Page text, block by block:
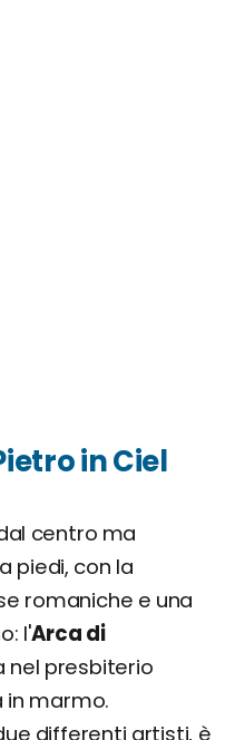
in Ciel
centro ma
piedi, con la
romaniche e una
l'Arca di
nel presbiterio
in marmo.
differenti artisti, è